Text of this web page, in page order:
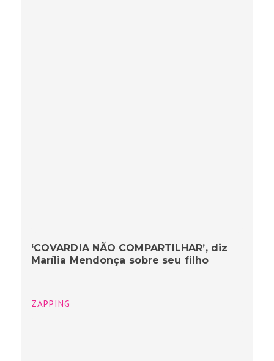
‘COVARDIA NÃO COMPARTILHAR’, diz
Marília Mendonça sobre seu filho
ZAPPING